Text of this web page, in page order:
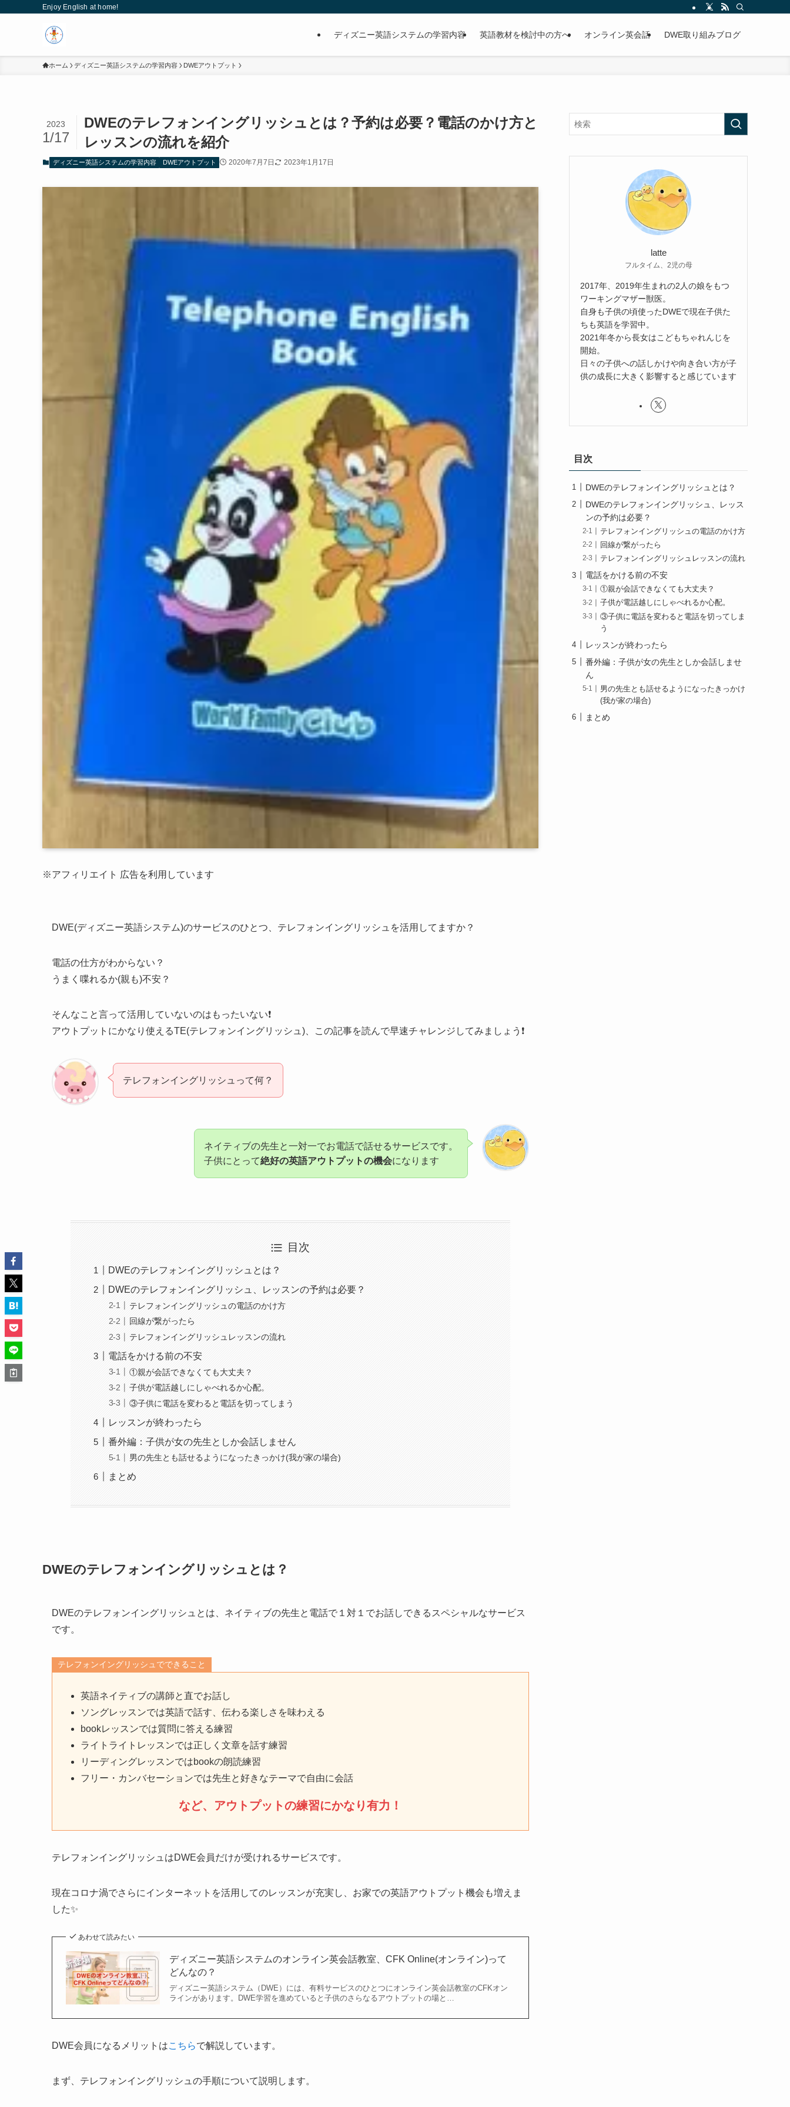
Enjoy English at home!
ディズニー英語システムの学習内容 英語教材を検討中の方へ オンライン英会話 DWE取り組みブログ
ホーム ディズニー英語システムの学習内容 DWEアウトプット
DWEのテレフォンイングリッシュとは？予約は必要？電話のかけ方と
レッスンの流れを紹介
2023
1/17
ディズニー英語システムの学習内容 DWEアウトプット 2020年7月7日 2023年1月17日
※アフィリエイト 広告を利用しています
DWE(ディズニー英語システム)のサービスのひとつ、テレフォンイングリッシュを活用してますか？
電話の仕方がわからない？
うまく喋れるか(親も)不安？
そんなこと言って活用していないのはもったいない❗️
アウトプットにかなり使えるTE(テレフォンイングリッシュ)、この記事を読んで早速チャレンジしてみましょう❗️
テレフォンイングリッシュって何？
ネイティブの先生と一対一でお電話で話せるサービスです。
子供にとって絶好の英語アウトプットの機会になります
目次
DWEのテレフォンイングリッシュとは？
DWEのテレフォンイングリッシュ、レッスンの予約は必要？
テレフォンイングリッシュの電話のかけ方
回線が繋がったら
テレフォンイングリッシュレッスンの流れ
電話をかける前の不安
①親が会話できなくても大丈夫？
子供が電話越しにしゃべれるか心配。
③子供に電話を変わると電話を切ってしまう
レッスンが終わったら
番外編：子供が女の先生としか会話しません
男の先生とも話せるようになったきっかけ(我が家の場合)
まとめ
DWEのテレフォンイングリッシュとは？
DWEのテレフォンイングリッシュとは、ネイティブの先生と電話で１対１でお話しできるスペシャルなサービス
です。
テレフォンイングリッシュでできること
英語ネイティブの講師と直でお話し
ソングレッスンでは英語で話す、伝わる楽しさを味わえる
bookレッスンでは質問に答える練習
ライトライトレッスンでは正しく文章を話す練習
リーディングレッスンではbookの朗読練習
フリー・カンバセーションでは先生と好きなテーマで自由に会話
など、アウトプットの練習にかなり有力！
テレフォンイングリッシュはDWE会員だけが受けれるサービスです。
現在コロナ渦でさらにインターネットを活用してのレッスンが充実し、お家での英語アウトプット機会も増えま
した✨
あわせて読みたい
ディズニー英語システムのオンライン英会話教室、CFK Online(オンライン)って
どんなの？
ディズニー英語システム（DWE）には、有料サービスのひとつにオンライン英会話教室のCFKオン
ラインがあります。DWE学習を進めていると子供のさらなるアウトプットの場と…
DWE会員になるメリットはこちらで解説しています。
まず、テレフォンイングリッシュの手順について説明します。
latte
フルタイム、2児の母
2017年、2019年生まれの2人の娘をもつ
ワーキングマザー獣医。
自身も子供の頃使ったDWEで現在子供た
ちも英語を学習中。
2021年冬から長女はこどもちゃれんじを
開始。
日々の子供への話しかけや向き合い方が子
供の成長に大きく影響すると感じています
目次
DWEのテレフォンイングリッシュとは？
DWEのテレフォンイングリッシュ、レッス
ンの予約は必要？
テレフォンイングリッシュの電話のかけ方
回線が繋がったら
テレフォンイングリッシュレッスンの流れ
電話をかける前の不安
①親が会話できなくても大丈夫？
子供が電話越しにしゃべれるか心配。
③子供に電話を変わると電話を切ってしま
う
レッスンが終わったら
番外編：子供が女の先生としか会話しませ
ん
男の先生とも話せるようになったきっかけ
(我が家の場合)
まとめ